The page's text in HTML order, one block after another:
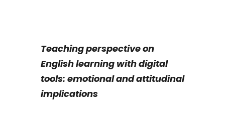
Teaching perspective on
English learning with digital
tools: emotional and attitudinal
implications